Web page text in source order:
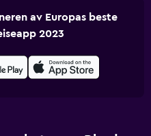
av Europas beste
2023